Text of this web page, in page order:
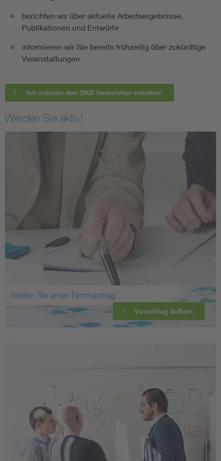
berichten wir über aktuelle Arbeitsergebnisse,
Publikationen und Entwürfe
informieren wir Sie bereits frühzeitig über zukünftige
Veranstaltungen
Ich möchte den DKE Newsletter erhalten!
Werden Sie aktiv!
Stellen Sie einen Normantrag
Vorschlag äußern